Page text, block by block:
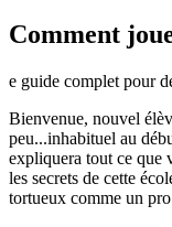
Comment
e guide complet pour
Bienvenue, nouvel
peu...inhabituel au
expliquera tout ce que
les secrets de cette
tortueux comme un